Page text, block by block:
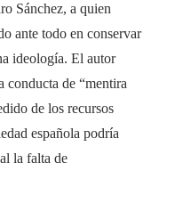
Sánchez, a quien
ante todo en conservar
ideología. El autor
conducta de “mentira
de los recursos
española podría
la falta de